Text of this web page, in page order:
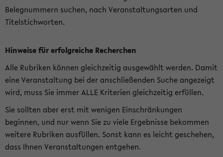
Belegnummern suchen, nach Veranstaltungsarten und
Titelstichworten.
Hinweise für erfolgreiche Recherchen
Alle Rubriken können gleichzeitig ausgewählt werden. Damit
eine Veranstaltung bei der anschließenden Suche angezeigt
wird, muss Sie immer ALLE Kriterien gleichzeitig erfüllen.
Sie sollten aber erst mit wenigen Einschränkungen
beginnen, und nur wenn Sie zu viele Ergebnisse bekommen
weitere Rubriken ausfüllen. Sonst kann es leicht geschehen,
dass Ihnen Veranstaltungen entgehen.